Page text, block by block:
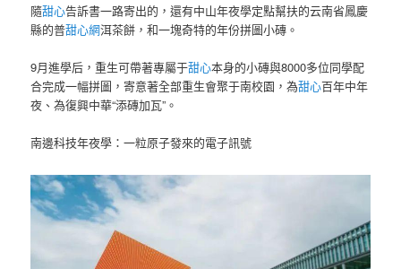
隨甜心告訴書一路寄出的，還有中山年夜學定點幫扶的云南省鳳慶
縣的普甜心網洱茶餅，和一塊奇特的年份拼圖小磚。
9月進學后，重生可帶著專屬于甜心本身的小磚與8000多位同學配
合完成一幅拼圖，寄意著全部重生會聚于南校園，為甜心百年中年
夜、為復興中華“添磚加瓦”。
南邊科技年夜學：一粒原子發來的電子訊號